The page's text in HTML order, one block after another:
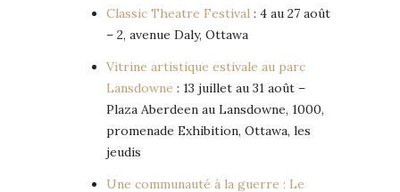
Classic Theatre Festival : 4 au 27 août
– 2, avenue Daly, Ottawa
Vitrine artistique estivale au parc
Lansdowne : 13 juillet au 31 août –
Plaza Aberdeen au Lansdowne, 1000,
promenade Exhibition, Ottawa, les
jeudis
Une communauté à la guerre : Le